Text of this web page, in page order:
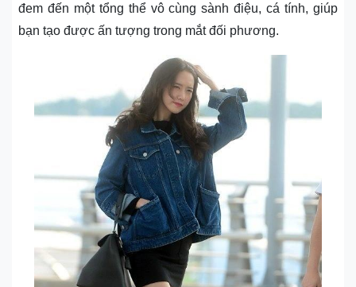
đem đến một tổng thể vô cùng sành điệu, cá tính, giúp
bạn tạo được ấn tượng trong mắt đối phương.